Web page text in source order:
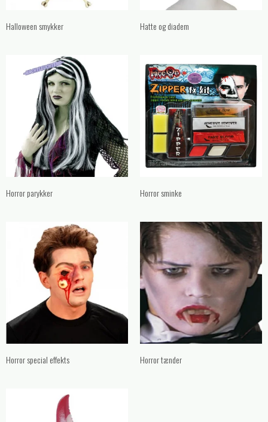
Halloween smykker Hatte og diadem
Horror parykker Horror sminke
Horror special effekts Horror tænder